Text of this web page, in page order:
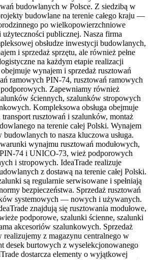
budowlanych w Polsce. Z siedzibą w
budowlane na terenie całego kraju —
po wielkopowierzchniowe
użyteczności publicznej. Nasza firma
obsłudze inwestycji budowlanych,
i sprzedaż sprzętu, ale również pełne
na każdym etapie realizacji
wynajem i sprzedaż rusztowań
ramowych PIN-74, rusztowań ramowych
Zapewniamy również
ściennych, szalunków stropowych
Kompleksowa obsługa obejmuje
rusztowań i szalunków, montaż
na terenie całej Polski. Wynajem
to nasza kluczowa usługa.
wynajmu rusztowań modułowych,
74 i UNICO-73, wież podporowych
i stropowych. IdeaTrade realizuje
z dostawą na terenie całej Polski.
są regularnie serwisowane i spełniają
bezpieczeństwa. Sprzedaż rusztowań
systemowych — nowych i używanych.
znajdują się rusztowania modułowe,
podporowe, szalunki ścienne, szalunki
akcesoriów szalunkowych. Sprzedaż
realizujemy z magazynu centralnego w
desek burtowych z wyselekcjonowanego
dostarcza elementy o wyjątkowej